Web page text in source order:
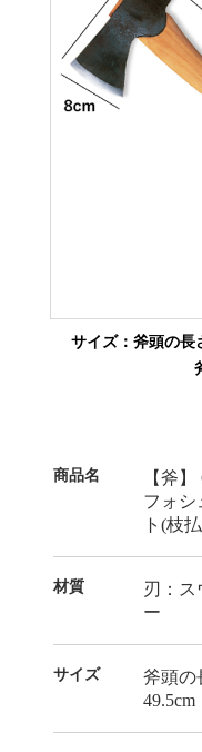
サイズ：斧頭の
商品名
【斧
フォシ
ト(枝
材質
刃：
ー
サイズ
斧頭
49.5cm